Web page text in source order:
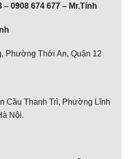
– 0908 674 677 – Mr.Tính
Phường Thới An, Quận 12
Cầu Thanh Trì, Phường Lĩnh
Nội.